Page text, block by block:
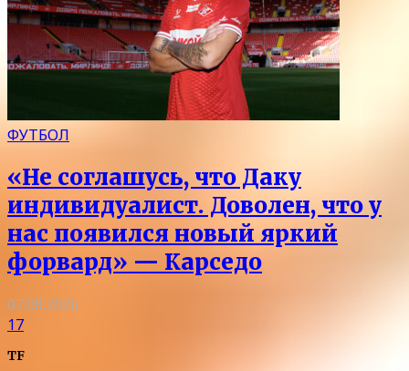
ФУТБОЛ
«Не соглашусь, что Даку
индивидуалист. Доволен, что у
нас появился новый яркий
форвард» — Карседо
07.08.2026
17
TF